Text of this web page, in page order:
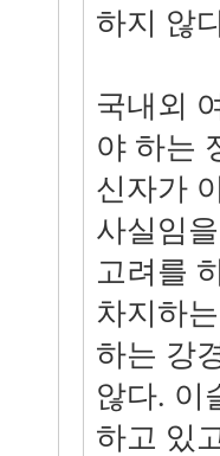
하지 않
국내외
야 하는
신자가
사실임
고려를
차지하
하는 강
않다. 이
하고 있